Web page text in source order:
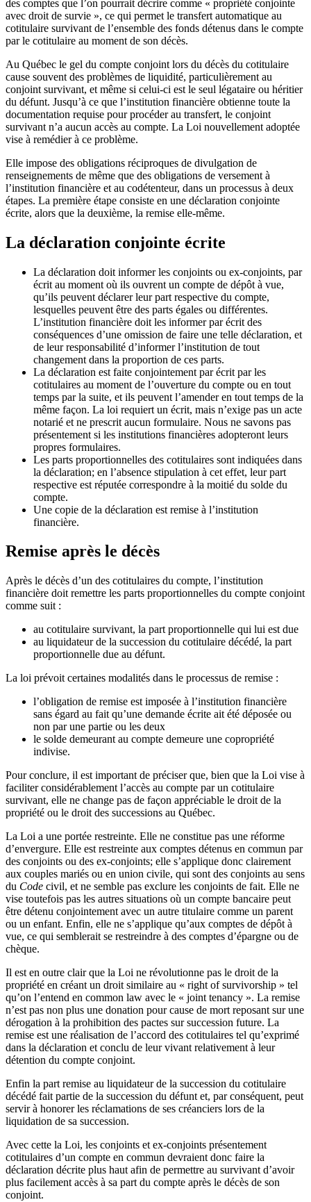
des comptes que l’on pourrait décrire comme « propriété conjointe
avec droit de survie », ce qui permet le transfert automatique au
cotitulaire survivant de l’ensemble des fonds détenus dans le compte
par le cotitulaire au moment de son décès.
Au Québec le gel du compte conjoint lors du décès du cotitulaire
cause souvent des problèmes de liquidité, particulièrement au
conjoint survivant, et même si celui-ci est le seul légataire ou héritier
du défunt. Jusqu’à ce que l’institution financière obtienne toute la
documentation requise pour procéder au transfert, le conjoint
survivant n’a aucun accès au compte. La Loi nouvellement adoptée
vise à remédier à ce problème.
Elle impose des obligations réciproques de divulgation de
renseignements de même que des obligations de versement à
l’institution financière et au codétenteur, dans un processus à deux
étapes. La première étape consiste en une déclaration conjointe
écrite, alors que la deuxième, la remise elle-même.
La déclaration conjointe écrite
La déclaration doit informer les conjoints ou ex-conjoints, par
écrit au moment où ils ouvrent un compte de dépôt à vue,
qu’ils peuvent déclarer leur part respective du compte,
lesquelles peuvent être des parts égales ou différentes.
L’institution financière doit les informer par écrit des
conséquences d’une omission de faire une telle déclaration, et
de leur responsabilité d’informer l’institution de tout
changement dans la proportion de ces parts.
La déclaration est faite conjointement par écrit par les
cotitulaires au moment de l’ouverture du compte ou en tout
temps par la suite, et ils peuvent l’amender en tout temps de la
même façon. La loi requiert un écrit, mais n’exige pas un acte
notarié et ne prescrit aucun formulaire. Nous ne savons pas
présentement si les institutions financières adopteront leurs
propres formulaires.
Les parts proportionnelles des cotitulaires sont indiquées dans
la déclaration; en l’absence stipulation à cet effet, leur part
respective est réputée correspondre à la moitié du solde du
compte.
Une copie de la déclaration est remise à l’institution
financière.
Remise après le décès
Après le décès d’un des cotitulaires du compte, l’institution
financière doit remettre les parts proportionnelles du compte conjoint
comme suit :
au cotitulaire survivant, la part proportionnelle qui lui est due
au liquidateur de la succession du cotitulaire décédé, la part
proportionnelle due au défunt.
La loi prévoit certaines modalités dans le processus de remise :
l’obligation de remise est imposée à l’institution financière
sans égard au fait qu’une demande écrite ait été déposée ou
non par une partie ou les deux
le solde demeurant au compte demeure une copropriété
indivise.
Pour conclure, il est important de préciser que, bien que la Loi vise à
faciliter considérablement l’accès au compte par un cotitulaire
survivant, elle ne change pas de façon appréciable le droit de la
propriété ou le droit des successions au Québec.
La Loi a une portée restreinte. Elle ne constitue pas une réforme
d’envergure. Elle est restreinte aux comptes détenus en commun par
des conjoints ou des ex-conjoints; elle s’applique donc clairement
aux couples mariés ou en union civile, qui sont des conjoints au sens
du Code civil, et ne semble pas exclure les conjoints de fait. Elle ne
vise toutefois pas les autres situations où un compte bancaire peut
être détenu conjointement avec un autre titulaire comme un parent
ou un enfant. Enfin, elle ne s’applique qu’aux comptes de dépôt à
vue, ce qui semblerait se restreindre à des comptes d’épargne ou de
chèque.
Il est en outre clair que la Loi ne révolutionne pas le droit de la
propriété en créant un droit similaire au « right of survivorship » tel
qu’on l’entend en common law avec le « joint tenancy ». La remise
n’est pas non plus une donation pour cause de mort reposant sur une
dérogation à la prohibition des pactes sur succession future. La
remise est une réalisation de l’accord des cotitulaires tel qu’exprimé
dans la déclaration et conclu de leur vivant relativement à leur
détention du compte conjoint.
Enfin la part remise au liquidateur de la succession du cotitulaire
décédé fait partie de la succession du défunt et, par conséquent, peut
servir à honorer les réclamations de ses créanciers lors de la
liquidation de sa succession.
Avec cette la Loi, les conjoints et ex-conjoints présentement
cotitulaires d’un compte en commun devraient donc faire la
déclaration décrite plus haut afin de permettre au survivant d’avoir
plus facilement accès à sa part du compte après le décès de son
conjoint.